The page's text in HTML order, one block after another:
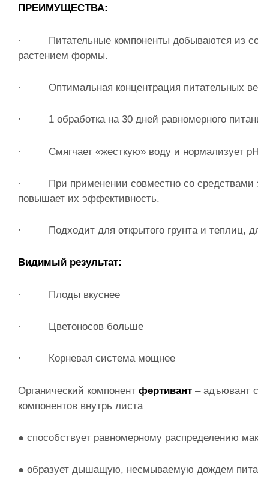
ПРЕИМУЩЕСТВА:
· Питательные компоненты добываются из
растением формы.
· Оптимальная концентрация питательных
· 1 обработка на 30 дней
· Смягчает «жесткую» воду и нормализует pH,
· При применении совместно со средствами
повышает их эффективность.
· Подходит для открытого грунта и теплиц,
Видимый результат:
· Плоды вкуснее
· Цветоносов больше
· Корневая система мощнее
Органический компонент фертивант – адъювант
компонентов внутрь листа
● способствует равномерному распределению
● образует дышащую, несмываемую дождем